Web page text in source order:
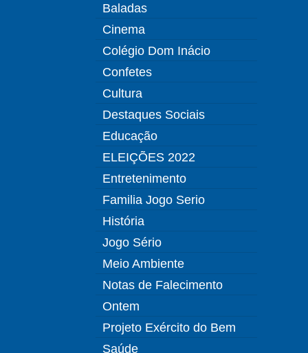
Baladas
Cinema
Colégio Dom Inácio
Confetes
Cultura
Destaques Sociais
Educação
ELEIÇÕES 2022
Entretenimento
Familia Jogo Serio
História
Jogo Sério
Meio Ambiente
Notas de Falecimento
Ontem
Projeto Exército do Bem
Saúde